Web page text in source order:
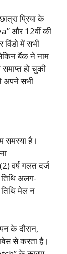
प्रिया के
और 12वीं की
में सभी
बैंक ने नाम
हो चुकी
अपने सभी
समस्या है।
वर्ष गलत दर्ज
अलग-
मेल न
के दौरान,
से करता है।